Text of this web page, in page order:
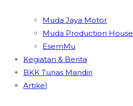
Muda Jaya Motor
Muda Production House
EsemMu
Kegiatan & Berita
BKK Tunas Mandiri
Artikel